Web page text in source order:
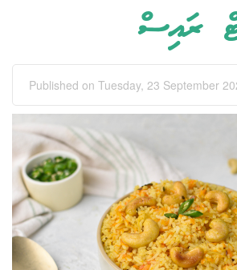
ރައިސް
Published on Tuesday, 23 September